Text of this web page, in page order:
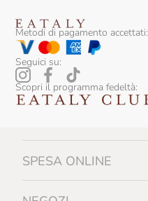
Metodi di pagamento accettati:
Seguici su:
Scopri il programma fedeltà:
SPESA ONLINE